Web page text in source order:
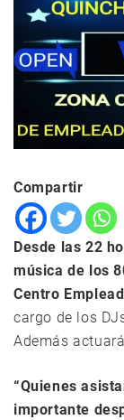
Compartir
Desde las 22
música de los
Centro
cargo de los
Además
“Quienes
importante